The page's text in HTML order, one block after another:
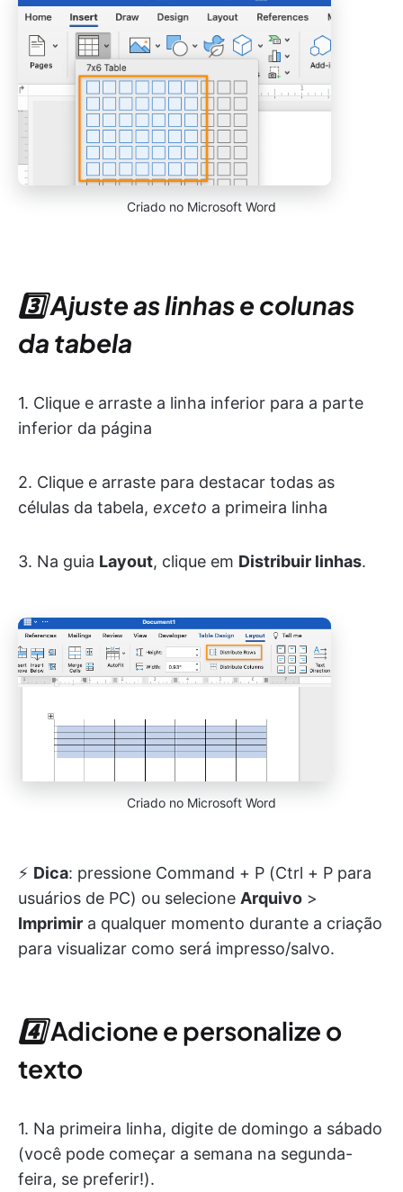
Criado no Microsoft Word
3️⃣ Ajuste as linhas e colunas
da tabela
1. Clique e arraste a linha inferior para a parte
inferior da página
2. Clique e arraste para destacar todas as
células da tabela, exceto a primeira linha
3. Na guia Layout, clique em Distribuir linhas.
Criado no Microsoft Word
⚡️ Dica: pressione Command + P (Ctrl + P para
usuários de PC) ou selecione Arquivo >
Imprimir a qualquer momento durante a criação
para visualizar como será impresso/salvo.
4️⃣Adicione e personalize o
texto
1. Na primeira linha, digite de domingo a sábado
(você pode começar a semana na segunda-
feira, se preferir!).